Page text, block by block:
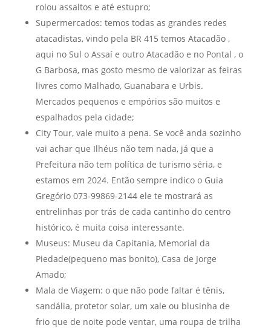
rolou assaltos e até estupro;
Supermercados: temos todas as grandes redes
atacadistas, vindo pela BR 415 temos Atacadão ,
aqui no Sul o Assaí e outro Atacadão e no Pontal , o
G Barbosa, mas gosto mesmo de valorizar as feiras
livres como Malhado, Guanabara e Urbis.
Mercados pequenos e empórios são muitos e
espalhados pela cidade;
City Tour, vale muito a pena. Se você anda sozinho
vai achar que Ilhéus não tem nada, já que a
Prefeitura não tem política de turismo séria, e
estamos em 2024. Então sempre indico o Guia
Gregório 073-99869-2144 ele te mostrará as
entrelinhas por trás de cada cantinho do centro
histórico, é muita coisa interessante.
Museus: Museu da Capitania, Memorial da
Piedade(pequeno mas bonito), Casa de Jorge
Amado;
Mala de Viagem: o que não pode faltar é tênis,
sandália, protetor solar, um xale ou blusinha de
frio que de noite pode ventar, uma roupa de trilha